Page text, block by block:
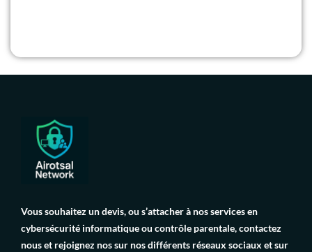
Vous souhaitez un devis, ou s’attacher à nos services en
cybersécurité informatique ou contrôle parentale, contactez
nous et rejoignez nos sur nos différents réseaux sociaux et sur